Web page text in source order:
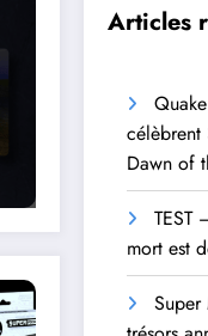
Articles
célèbrent
Dawn of
TEST
mort est
Super